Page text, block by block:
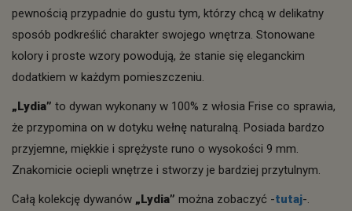
pewnością przypadnie do gustu tym, którzy chcą w delikatny
sposób podkreślić charakter swojego wnętrza. Stonowane
kolory i proste wzory powodują, że stanie się eleganckim
dodatkiem w każdym pomieszczeniu.
„Lydia” to dywan wykonany w 100% z włosia Frise co sprawia,
że przypomina on w dotyku wełnę naturalną. Posiada bardzo
przyjemne, miękkie i sprężyste runo o wysokości 9 mm.
Znakomicie ociepli wnętrze i stworzy je bardziej przytulnym.
Całą kolekcję dywanów „Lydia” można zobaczyć -tutaj-.